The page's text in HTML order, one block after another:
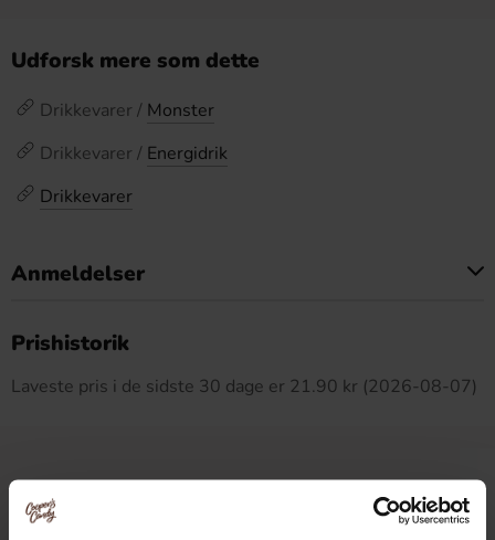
Udforsk mere som dette
Drikkevarer / Monster
Drikkevarer / Energidrik
Drikkevarer
Anmeldelser
Prishistorik
Laveste pris i de sidste 30 dage er 21.90 kr (2026-08-07)
Relaterede produkter